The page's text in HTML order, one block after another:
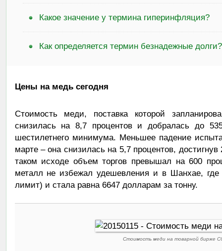
Какое значение у термина гиперинфляция?
Как определяется термин безнадежные долги?
Цены на медь сегодня
Стоимость меди, поставка которой
снизилась на 8,7 процентов и добралась до
шестилетнего минимума. Меньшее падение
марте – она снизилась на 5,7 процентов,
таком исходе объем торгов превышал на 600
металл не избежал удешевления и в Шанхае,
лимит) и стала равна 6647 долларам за тонну.
Стоимость меди на товарной бирже